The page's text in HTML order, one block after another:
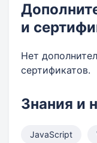
и
Нет
сертификатов.
Знания и
JavaScript